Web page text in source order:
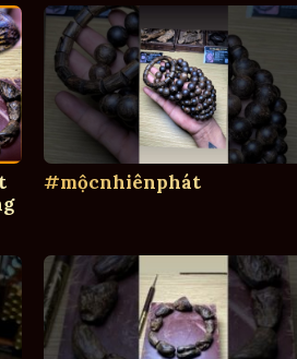
#mộcnhiênphát